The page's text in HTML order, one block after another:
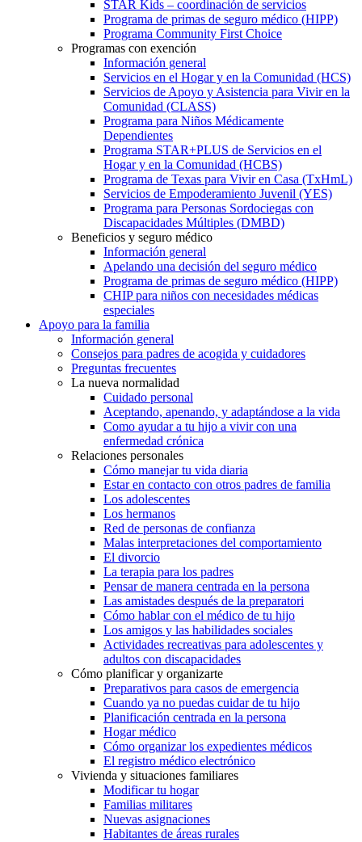
STAR Kids – coordinación de servicios
Programa de primas de seguro médico (HIPP)
Programa Community First Choice
Programas con exención
Información general
Servicios en el Hogar y en la Comunidad (HCS)
Servicios de Apoyo y Asistencia para Vivir en la
Comunidad (CLASS)
Programa para Niños Médicamente
Dependientes
Programa STAR+PLUS de Servicios en el
Hogar y en la Comunidad (HCBS)
Programa de Texas para Vivir en Casa (TxHmL)
Servicios de Empoderamiento Juvenil (YES)
Programa para Personas Sordociegas con
Discapacidades Múltiples (DMBD)
Beneficios y seguro médico
Información general
Apelando una decisión del seguro médico
Programa de primas de seguro médico (HIPP)
CHIP para niños con necesidades médicas
especiales
Apoyo para la familia
Información general
Consejos para padres de acogida y cuidadores
Preguntas frecuentes
La nueva normalidad
Cuidado personal
Aceptando, apenando, y adaptándose a la vida
Como ayudar a tu hijo a vivir con una
enfermedad crónica
Relaciones personales
Cómo manejar tu vida diaria
Estar en contacto con otros padres de familia
Los adolescentes
Los hermanos
Red de personas de confianza
Malas interpretaciones del comportamiento
El divorcio
La terapia para los padres
Pensar de manera centrada en la persona
Las amistades después de la preparatori
Cómo hablar con el médico de tu hijo
Los amigos y las habilidades sociales
Actividades recreativas para adolescentes y
adultos con discapacidades
Cómo planificar y organizarte
Preparativos para casos de emergencia
Cuando ya no puedas cuidar de tu hijo
Planificación centrada en la persona
Hogar médico
Cómo organizar los expedientes médicos
El registro médico electrónico
Vivienda y situaciones familiares
Modificar tu hogar
Familias militares
Nuevas asignaciones
Habitantes de áreas rurales